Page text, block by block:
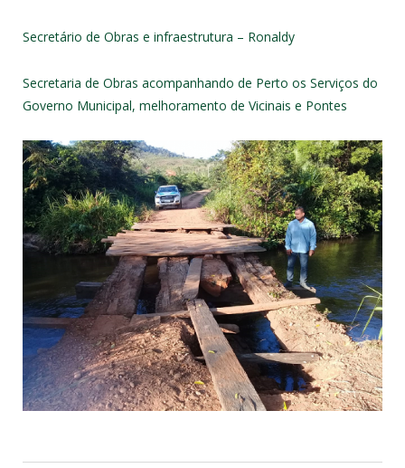
Secretário de Obras e infraestrutura – Ronaldy
Secretaria de Obras acompanhando de Perto os Serviços do
Governo Municipal, melhoramento de Vicinais e Pontes